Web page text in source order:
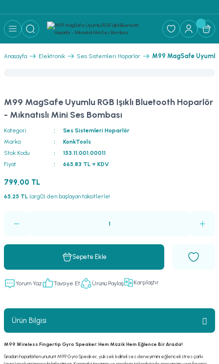
Anasayfa Elektronik Ses Sistemleri Hoparlör M99 MagSafe Uyumlu
M99 MagSafe Uyumlu RGB Işıklı Bluetooth Hoparlör
- Mıknatıslı Mini Ses Bombası
Kategori
Ses Sistemleri Hoparlör
Marka
KonkTools
Stok Kodu
153.11.001.00011
Fiyat
665,83 TL + KDV
799,00 TL
65,25 TL (arg0) den başlayan taksitlerle!
Sepete Ekle
Yorum Yaz Tavsiye Et Ürünü Paylaş Karşılaştır
Ürün Bilgisi
M99 Wireless Fingertip Gyro Speaker: Hem Müzik Hem Eğlence Bir Arada!
Sıradan hoparlörleri unutun! M99 Gyro Speaker, yüksek kaliteli ses deneyimini eğlenceli stres çarkı